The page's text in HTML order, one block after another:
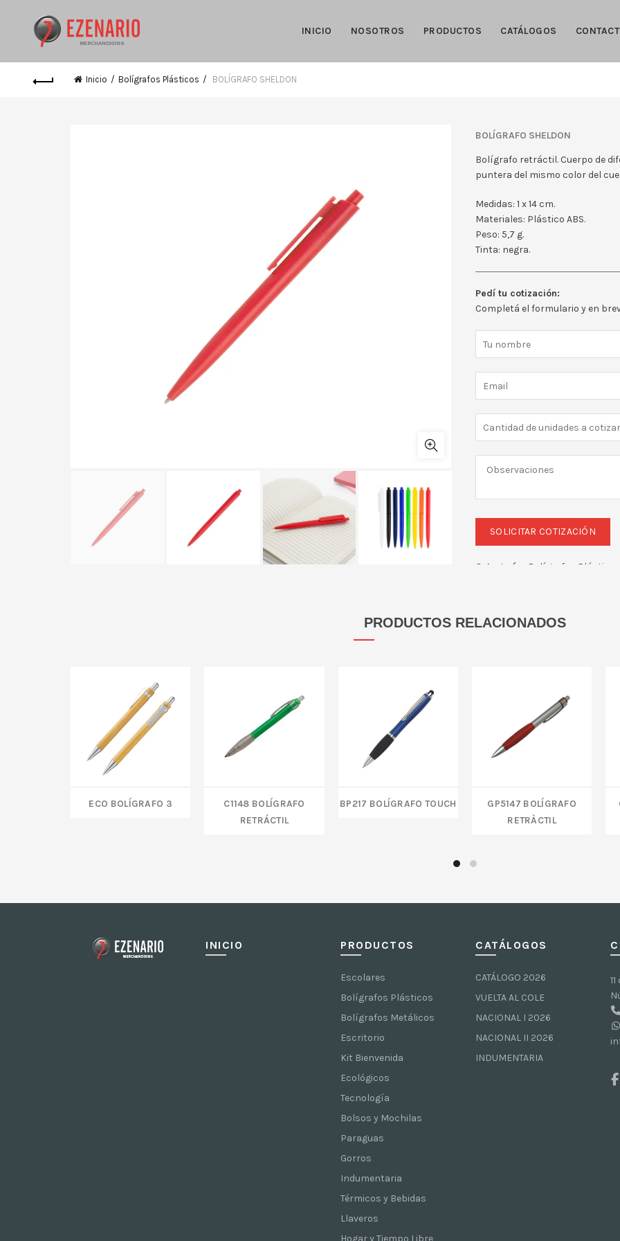
INICIO NOSOTROS PRODUCTOS CATÁLOGOS
Inicio Bolígrafos Plásticos BOLÍGRAFO SHELDON
BOLÍGRAFO SHELDON
Bolígrafo retráctil. Cuerpo de
puntera del mismo color del
Medidas: 1 x 14 cm.
Materiales: Plástico ABS.
Peso: 5,7 g.
Tinta: negra.
Pedí tu cotización:
Completá el formulario y en
Categoría: Bolígrafos Plásticos
PRODUCTOS RELACIONADOS
ECO BOLÍGRAFO 3
C1148 Bolígrafo
retráctil
BP217 BOLÍGRAFO TOUCH
GP5147 BOLÍGRAFO
RETRÀCTIL
INICIO PRODUCTOS
Escolares
Bolígrafos Plásticos
Bolígrafos Metálicos
Escritorio
Kit Bienvenida
Ecológicos
Tecnología
Bolsos y Mochilas
Paraguas
Gorros
Indumentaria
Térmicos y Bebidas
Llaveros
Hogar y Tiempo Libre
CATÁLOGOS
CATÁLOGO 2026
VUELTA AL COLE
NACIONAL I 2026
NACIONAL II 2026
INDUMENTARIA